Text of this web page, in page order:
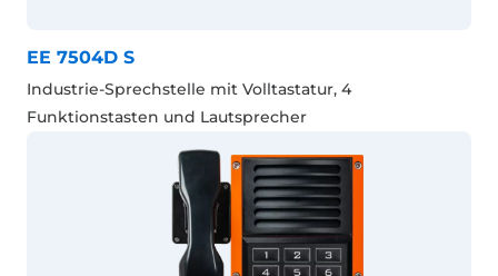
EE 7504D S
Industrie-Sprechstelle mit Volltastatur, 4
Funktionstasten und Lautsprecher